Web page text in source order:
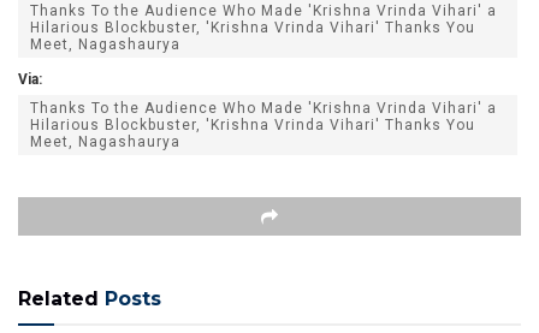
Thanks To the Audience Who Made 'Krishna Vrinda Vihari' a
Hilarious Blockbuster, 'Krishna Vrinda Vihari' Thanks You
Meet, Nagashaurya
Via:
Thanks To the Audience Who Made 'Krishna Vrinda Vihari' a
Hilarious Blockbuster, 'Krishna Vrinda Vihari' Thanks You
Meet, Nagashaurya
Related Posts